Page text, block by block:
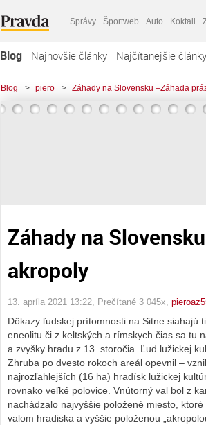
Správy Športweb Auto Koktail
Blog Najnovšie články Najčítanejšie články
Blog > piero > Záhady na Slovensku –Záhada
Záhady na
akropoly
13. apríla 2021 13:22 , Prečítané 3 045x,
Dôkazy ľudskej prítomnosti na Sitne siahajú
eneolitu či z keltských a rímskych čias sa tu
a zvyšky hradu z 13. storočia. Ľud lužickej
Zhruba po dvesto rokoch areál opevnil –
najrozľahlejších (16 ha) hradísk lužickej
rovnako veľké polovice. Vnútorný val bol z
nachádzalo najvyššie položené miesto,
valom hradiska a vyššie položenou